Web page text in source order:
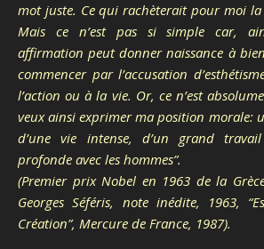
mot juste. Ce qui rachèterait pour moi la
Mais ce n’est pas si simple car,
affirmation peut donner naissance à
commencer par l’accusation
l’action ou à la vie. Or, ce n’est
veux ainsi exprimer ma position morale:
d’une vie intense, d’un grand
profonde avec les hommes”.
(Premier prix Nobel en 1963 de la
Georges Séféris, note inédite, 1963,
Création”, Mercure de France, 1987).